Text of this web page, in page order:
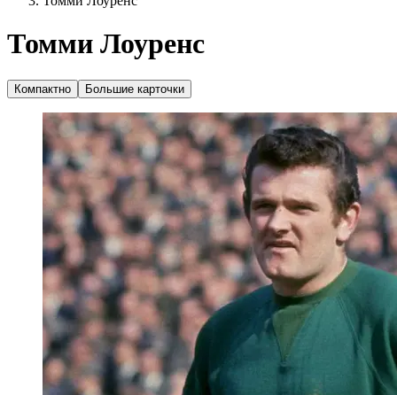
Томми Лоуренс
Компактно Большие карточки